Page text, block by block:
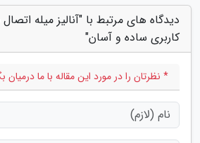
کاربری ساده و آسان"
* نظرتان را در مورد این مقاله با ما درمیان